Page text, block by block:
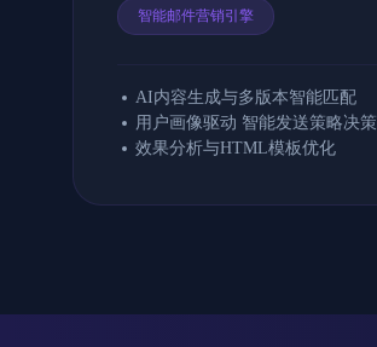
智能邮件营销引擎
AI内容生成与多版本智能匹配
用户画像驱动 智能发送策略决策
效果分析与HTML模板优化